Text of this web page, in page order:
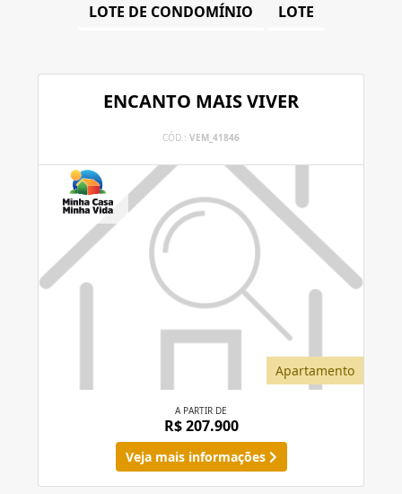
LOTE DE CONDOMÍNIO
LOTE
ENCANTO MAIS VIVER
CÓD.: VEM_41846
Apartamento
A PARTIR DE
R$ 207.900
Veja mais informações